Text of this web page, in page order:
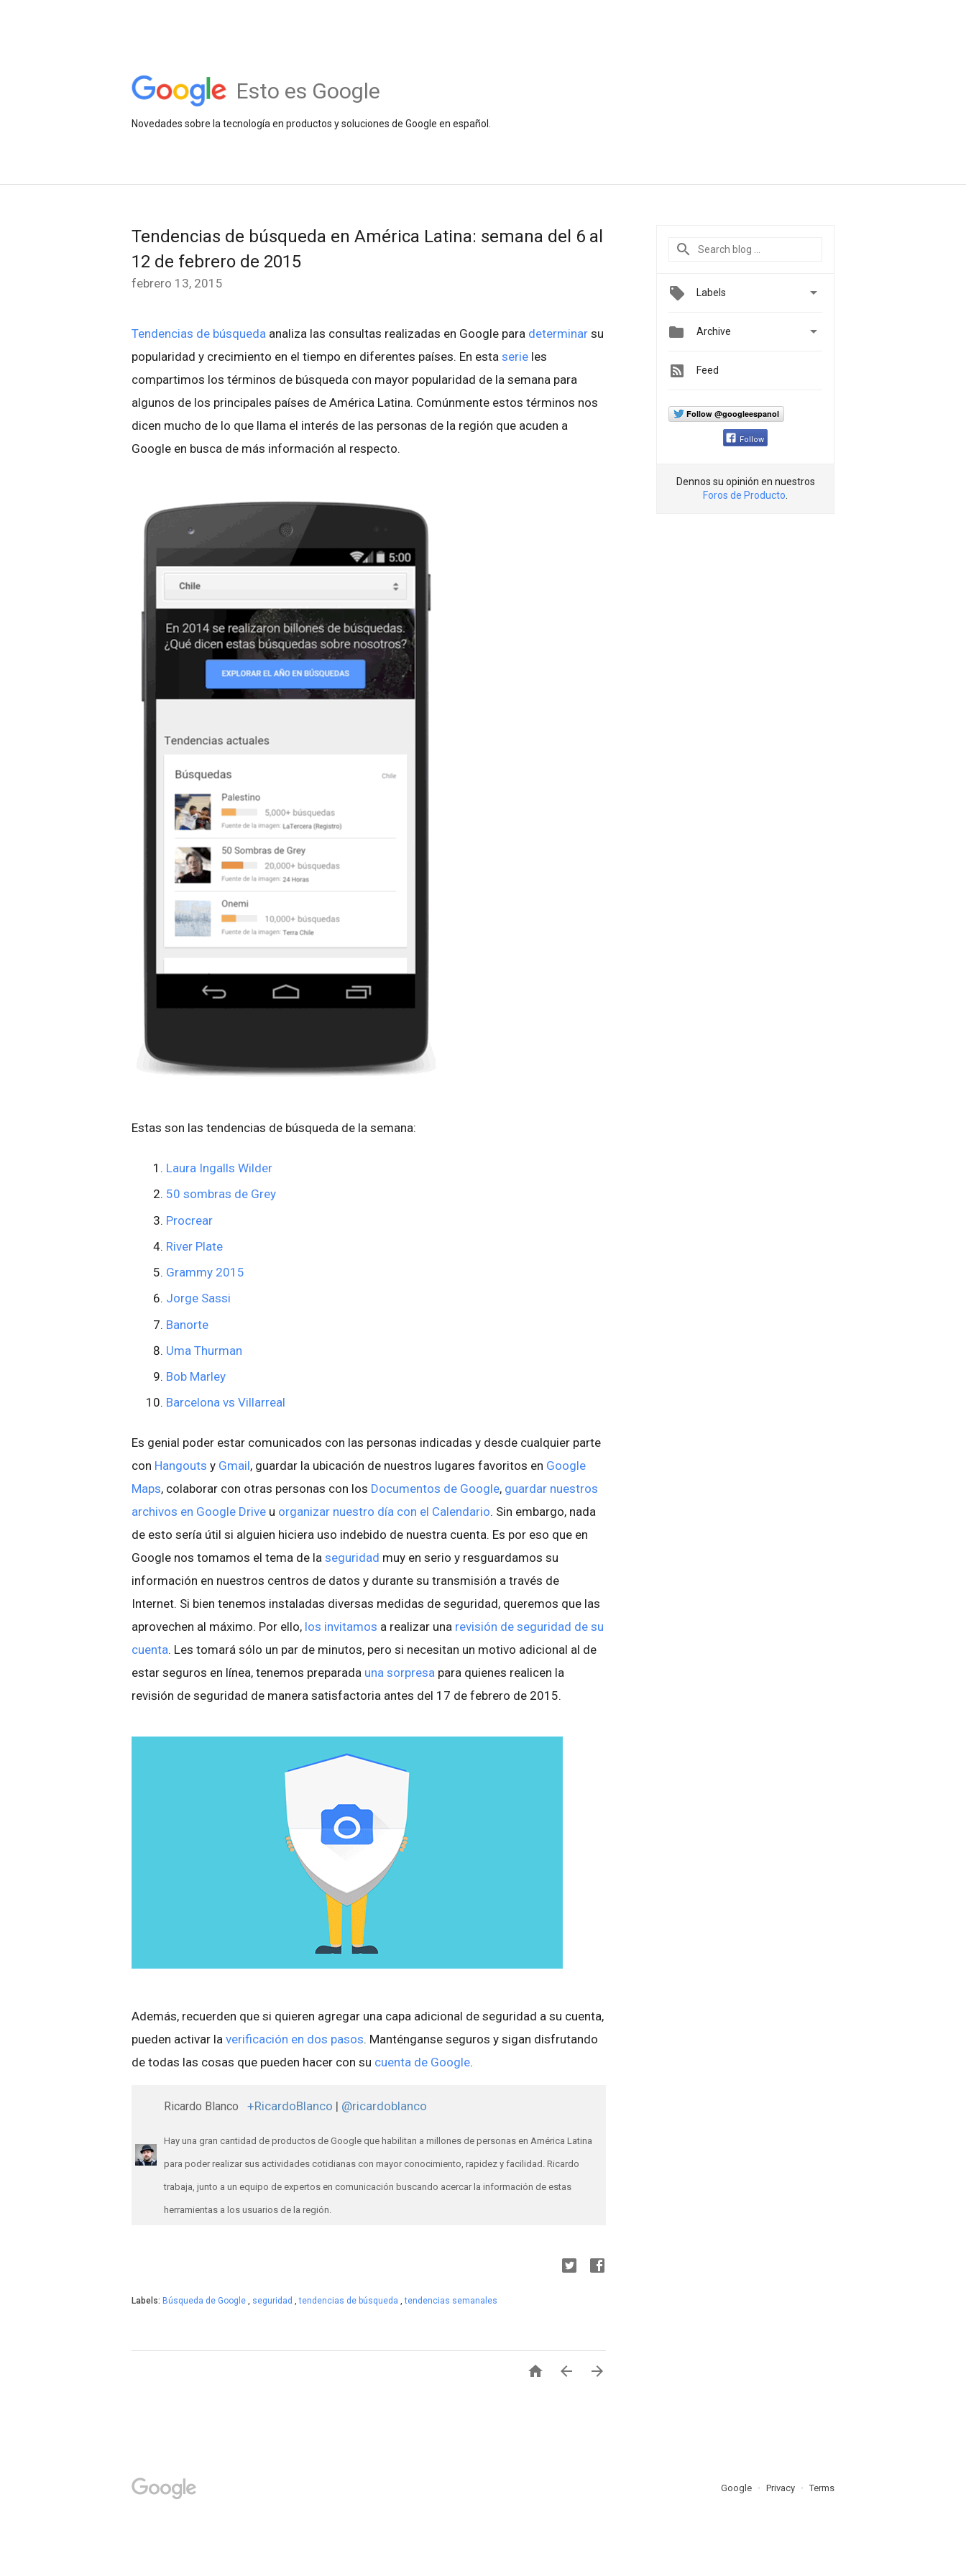
Esto es Google
Novedades sobre la tecnología en productos y soluciones de Google en español.
Tendencias de búsqueda en América Latina: semana del 6 al
12 de febrero de 2015
febrero 13, 2015
Tendencias de búsqueda analiza las consultas realizadas en Google para determinar su
popularidad y crecimiento en el tiempo en diferentes países. En esta serie les
compartimos los términos de búsqueda con mayor popularidad de la semana para
algunos de los principales países de América Latina. Comúnmente estos términos nos
dicen mucho de lo que llama el interés de las personas de la región que acuden a
Google en busca de más información al respecto.
Estas son las tendencias de búsqueda de la semana:
Laura Ingalls Wilder
50 sombras de Grey
Procrear
River Plate
Grammy 2015
Jorge Sassi
Banorte
Uma Thurman
Bob Marley
Barcelona vs Villarreal
Es genial poder estar comunicados con las personas indicadas y desde cualquier parte
con Hangouts y Gmail, guardar la ubicación de nuestros lugares favoritos en Google
Maps, colaborar con otras personas con los Documentos de Google, guardar nuestros
archivos en Google Drive u organizar nuestro día con el Calendario. Sin embargo, nada
de esto sería útil si alguien hiciera uso indebido de nuestra cuenta. Es por eso que en
Google nos tomamos el tema de la seguridad muy en serio y resguardamos su
información en nuestros centros de datos y durante su transmisión a través de
Internet. Si bien tenemos instaladas diversas medidas de seguridad, queremos que las
aprovechen al máximo. Por ello, los invitamos a realizar una revisión de seguridad de su
cuenta. Les tomará sólo un par de minutos, pero si necesitan un motivo adicional al de
estar seguros en línea, tenemos preparada una sorpresa para quienes realicen la
revisión de seguridad de manera satisfactoria antes del 17 de febrero de 2015.
Además, recuerden que si quieren agregar una capa adicional de seguridad a su cuenta,
pueden activar la verificación en dos pasos. Manténganse seguros y sigan disfrutando
de todas las cosas que pueden hacer con su cuenta de Google.
Ricardo Blanco +RicardoBlanco | @ricardoblanco
Hay una gran cantidad de productos de Google que habilitan a millones de personas en América Latina
para poder realizar sus actividades cotidianas con mayor conocimiento, rapidez y facilidad. Ricardo
trabaja, junto a un equipo de expertos en comunicación buscando acercar la información de estas
herramientas a los usuarios de la región.
Labels: Búsqueda de Google , seguridad ,tendencias de búsqueda ,tendencias semanales
  
Labels 
 Archive 
Feed
Follow @googleespanol
Follow
Dennos su opinión en nuestros
Foros de Producto
Google Privacy Terms